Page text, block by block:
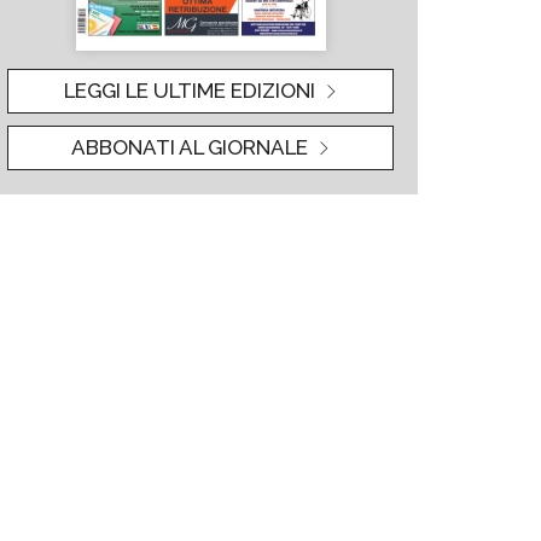
LEGGI LE ULTIME EDIZIONI
ABBONATI AL GIORNALE